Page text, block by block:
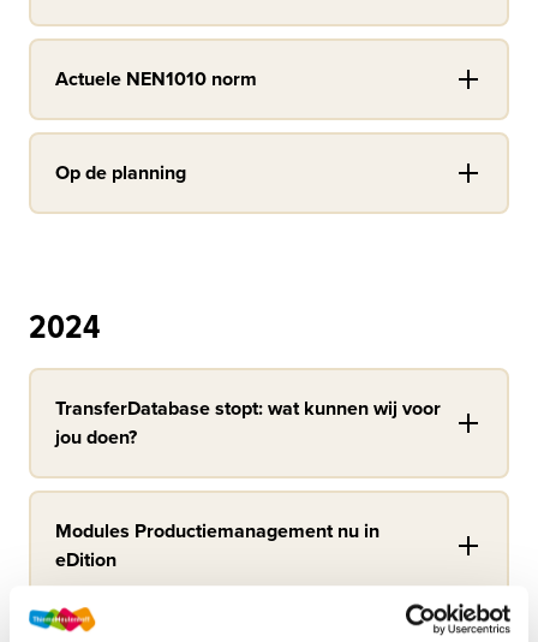
Actuele NEN1010 norm
Op de planning
2024
TransferDatabase stopt: wat kunnen wij voor
jou doen?
Modules Productiemanagement nu in
eDition